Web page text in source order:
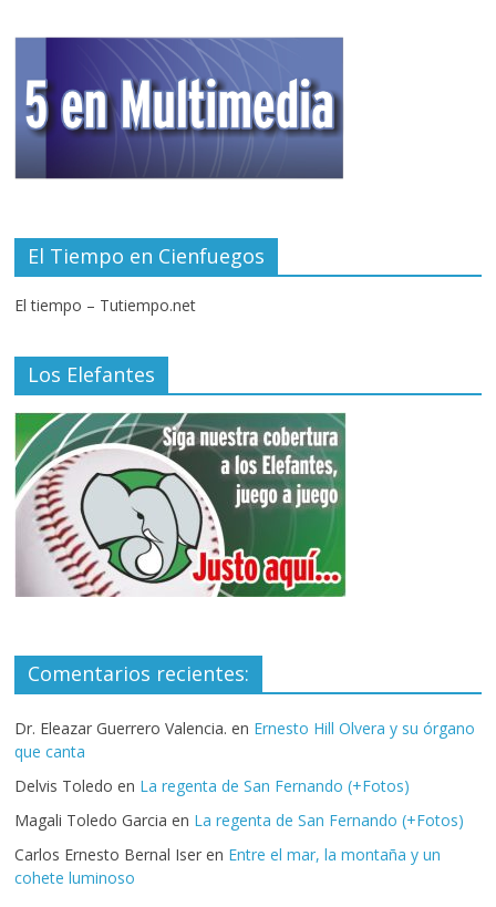
El Tiempo en Cienfuegos
El tiempo – Tutiempo.net
Los Elefantes
Comentarios recientes:
Dr. Eleazar Guerrero Valencia. en Ernesto Hill Olvera y su órgano
que canta
Delvis Toledo en La regenta de San Fernando (+Fotos)
Magali Toledo Garcia en La regenta de San Fernando (+Fotos)
Carlos Ernesto Bernal Iser en Entre el mar, la montaña y un
cohete luminoso